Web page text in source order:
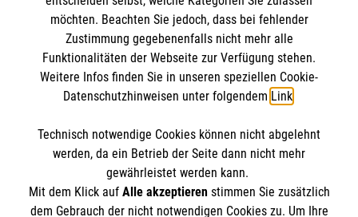
Kontakt
Malteser in Deutschland
Malteserorden
Sharepoint
Spendenkonto
IBAN: DE90 6005 0101 0001 2706 88
BIC: SOLADEST600
So finden Sie uns
Gottlieb-Daimler-Straße 5
möchten. Beachten Sie jedoch, dass bei fehlender
Zustimmung gegebenenfalls nicht mehr alle
Funktionalitäten der Webseite zur Verfügung stehen.
Weitere Infos finden Sie in unseren speziellen Cookie-
Datenschutzhinweisen unter folgendem Link.
Technisch notwendige Cookies können nicht abgelehnt
werden, da ein Betrieb der Seite dann nicht mehr
gewährleistet werden kann.
Mit dem Klick auf Alle akzeptierenstimmen Sie zusätzlich
dem Gebrauch der nicht notwendigen Cookies zu. Um Ihre